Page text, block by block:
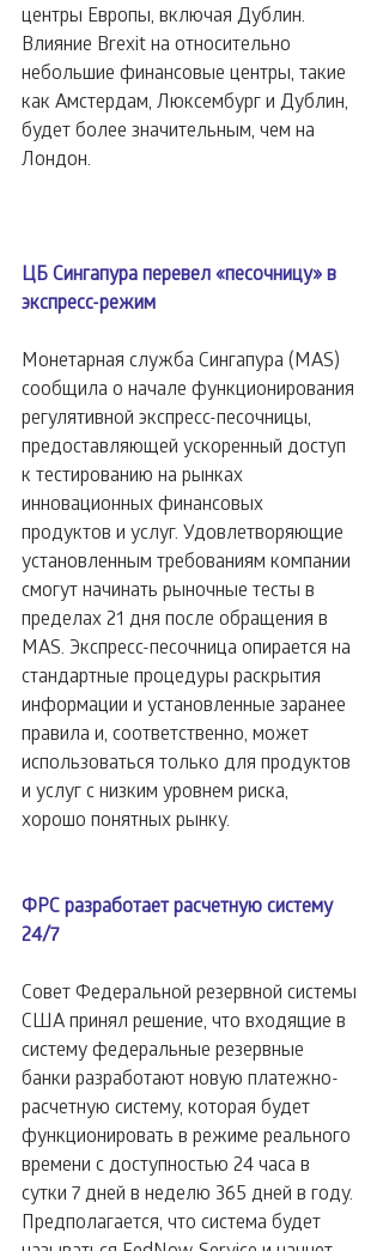
центры Европы, включая Дублин.
Влияние Brexit на относительно
небольшие финансовые центры, такие
как Амстердам, Люксембург и Дублин,
будет более значительным, чем на
Лондон.
ЦБ Сингапура перевел «песочницу» в
экспресс-режим
Монетарная служба Сингапура (MAS)
сообщила о начале функционирования
регулятивной экспресс-песочницы,
предоставляющей ускоренный доступ
к тестированию на рынках
инновационных финансовых
продуктов и услуг. Удовлетворяющие
установленным требованиям компании
смогут начинать рыночные тесты в
пределах 21 дня после обращения в
MAS. Экспресс-песочница опирается на
стандартные процедуры раскрытия
информации и установленные заранее
правила и, соответственно, может
использоваться только для продуктов
и услуг с низким уровнем риска,
хорошо понятных рынку.
ФРС разработает расчетную систему
24/7
Совет Федеральной резервной системы
США принял решение, что входящие в
систему федеральные резервные
банки разработают новую платежно-
расчетную систему, которая будет
функционировать в режиме реального
времени c доступностью 24 часа в
сутки 7 дней в неделю 365 дней в году.
Предполагается, что система будет